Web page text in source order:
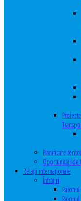
Planificare
Oportunităţi de
Relaţii internaţionale
Înfrăţiri